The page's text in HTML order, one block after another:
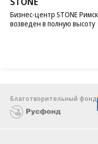
Бизнес-центр STONE
возведен в полную высоту
Благотворительный фонд